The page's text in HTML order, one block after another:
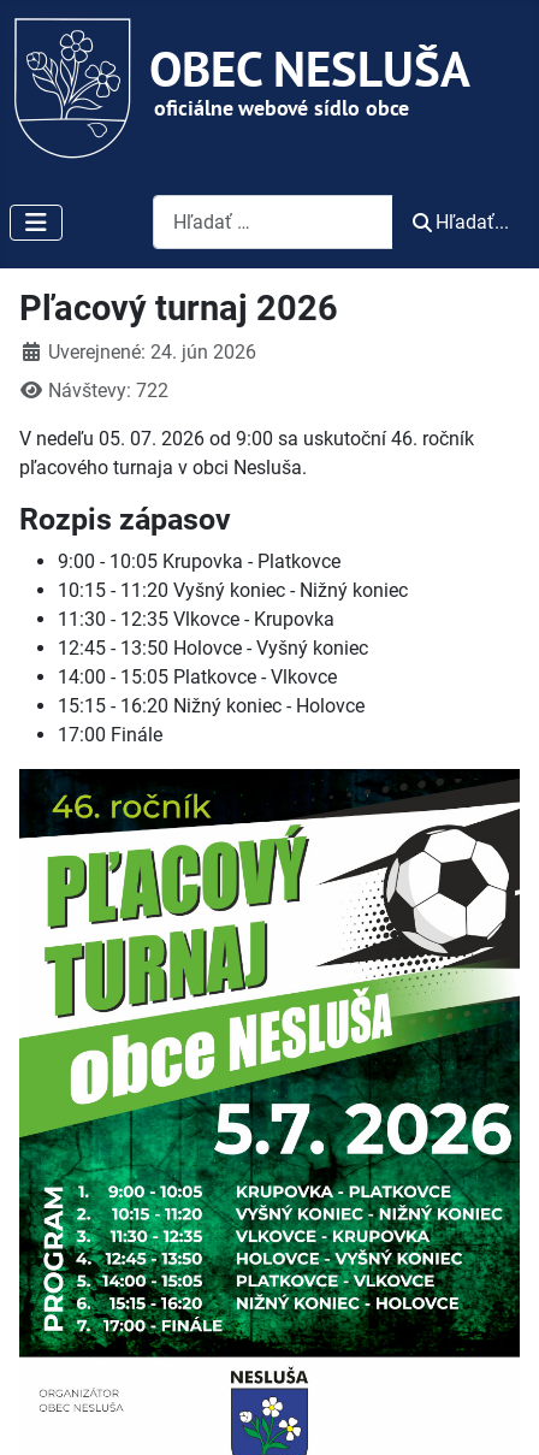
Vyhľadávanie
Hľadať...
Pľacový turnaj 2026
DetailyUverejnené: 24. jún 2026
Návštevy: 722
V nedeľu 05. 07. 2026 od 9:00 sa uskutoční 46. ročník
pľacového turnaja v obci Nesluša.
Rozpis zápasov
9:00 - 10:05 Krupovka - Platkovce
10:15 - 11:20 Vyšný koniec - Nižný koniec
11:30 - 12:35 Vlkovce - Krupovka
12:45 - 13:50 Holovce - Vyšný koniec
14:00 - 15:05 Platkovce - Vlkovce
15:15 - 16:20 Nižný koniec - Holovce
17:00 Finále